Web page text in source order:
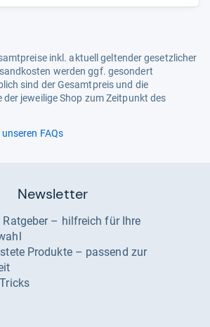
inkl. aktuell geltender gesetzlicher
werden ggf. gesondert
sind der Gesamtpreis und die
der jeweilige Shop zum Zeitpunkt des
FAQs
Newsletter